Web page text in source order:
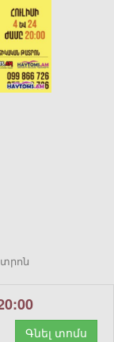
Գնել տոմս